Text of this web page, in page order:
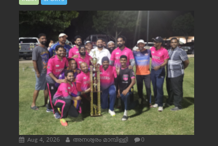
Aug 4, 2026 അനശ്വരം മാമ്പിള്ളി 0